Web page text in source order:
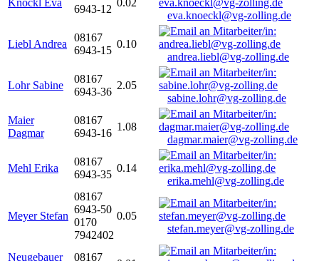
Knöckl Eva
6943-12
0.02
eva.knoeckl@vg-zolling.de
Liebl Andrea
08167
6943-15
0.10
andrea.liebl@vg-zolling.de
Lohr Sabine
08167
6943-36
2.05
sabine.lohr@vg-zolling.de
Maier
Dagmar
08167
6943-16
1.08
dagmar.maier@vg-zolling.de
Mehl Erika
08167
6943-35
0.14
erika.mehl@vg-zolling.de
Meyer Stefan
08167
6943-50
0170
7942402
0.05
stefan.meyer@vg-zolling.de
Neugebauer
08167